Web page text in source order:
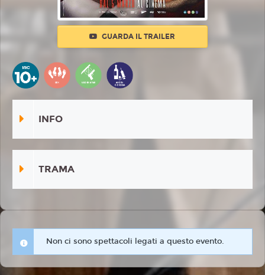
GUARDA IL TRAILER
INFO
TRAMA
Non ci sono spettacoli legati a questo evento.